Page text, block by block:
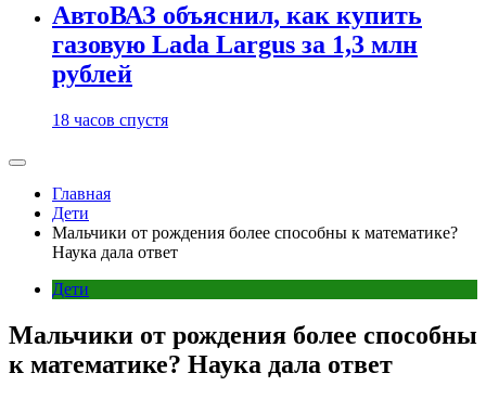
АвтоВАЗ объяснил, как купить
газовую Lada Largus за 1,3 млн
рублей
18 часов спустя
Главная
Дети
Мальчики от рождения более способны к математике?
Наука дала ответ
Дети
Мальчики от рождения более способны
к математике? Наука дала ответ